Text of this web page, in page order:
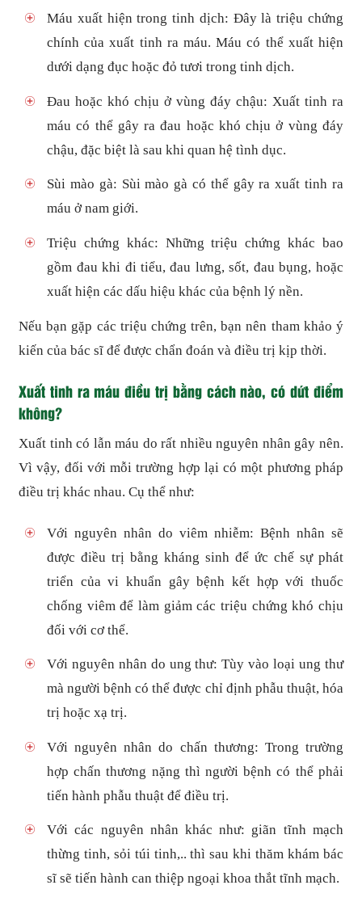
Máu xuất hiện trong tinh dịch: Đây là triệu chứng
chính của xuất tinh ra máu. Máu có thể xuất hiện
dưới dạng đục hoặc đỏ tươi trong tinh dịch.
Đau hoặc khó chịu ở vùng đáy chậu: Xuất tinh ra
máu có thể gây ra đau hoặc khó chịu ở vùng đáy
chậu, đặc biệt là sau khi quan hệ tình dục.
Sùi mào gà: Sùi mào gà có thể gây ra xuất tinh ra
máu ở nam giới.
Triệu chứng khác: Những triệu chứng khác bao
gồm đau khi đi tiểu, đau lưng, sốt, đau bụng, hoặc
xuất hiện các dấu hiệu khác của bệnh lý nền.
Nếu bạn gặp các triệu chứng trên, bạn nên tham khảo ý
kiến của bác sĩ để được chẩn đoán và điều trị kịp thời.
Xuất tinh ra máu điều trị bằng cách nào, có dứt điểm
không?
Xuất tinh có lẫn máu do rất nhiều nguyên nhân gây nên.
Vì vậy, đối với mỗi trường hợp lại có một phương pháp
điều trị khác nhau. Cụ thể như:
Với nguyên nhân do viêm nhiễm: Bệnh nhân sẽ
được điều trị bằng kháng sinh để ức chế sự phát
triển của vi khuẩn gây bệnh kết hợp với thuốc
chống viêm để làm giảm các triệu chứng khó chịu
đối với cơ thể.
Với nguyên nhân do ung thư: Tùy vào loại ung thư
mà người bệnh có thể được chỉ định phẫu thuật, hóa
trị hoặc xạ trị.
Với nguyên nhân do chấn thương: Trong trường
hợp chấn thương nặng thì người bệnh có thể phải
tiến hành phẫu thuật để điều trị.
Với các nguyên nhân khác như: giãn tĩnh mạch
thừng tinh, sỏi túi tinh,.. thì sau khi thăm khám bác
sĩ sẽ tiến hành can thiệp ngoại khoa thắt tĩnh mạch.